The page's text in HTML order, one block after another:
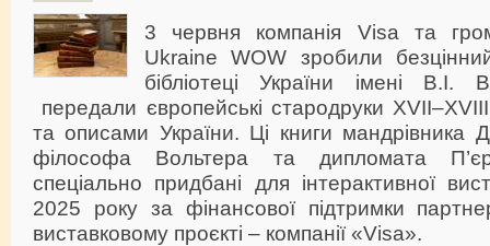
3 червня компанія Visa та
Ukraine WOW зробили
бібліотеці України імені В.І.
передали європейські стародруки XVII–XVIII
та описами України. Ці книги
філософа Вольтера та дипломата
спеціально придбані для інтерактивної
2025 року за фінансової підтримки
виставковому проєкті – компанії «Visa».